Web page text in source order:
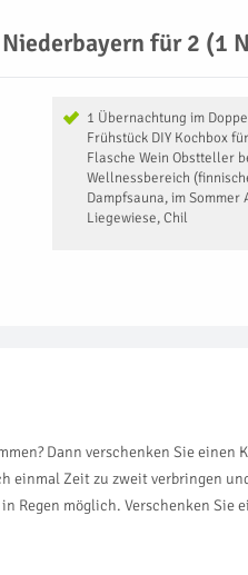
für 2 (1
1 Übernachtung im
Frühstück DIY Kochbox
Flasche Wein Obstteller
Wellnessbereich
Dampfsauna, im
Liegewiese, Chil
Dann verschenken Sie
Zeit zu zweit verbringen
möglich. Verschenken Sie